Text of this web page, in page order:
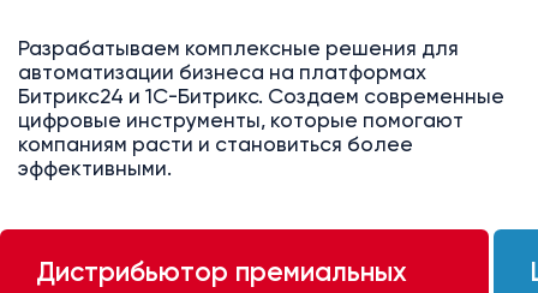
Разрабатываем комплексные решения для
автоматизации бизнеса на платформах
Битрикс24 и 1С-Битрикс. Создаем современные
цифровые инструменты, которые помогают
компаниям расти и становиться более
эффективными.
Дистрибьютор премиальных